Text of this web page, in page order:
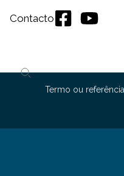
Contacto